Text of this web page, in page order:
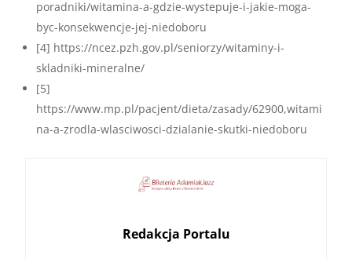
poradniki/witamina-a-gdzie-wystepuje-i-jakie-moga-
byc-konsekwencje-jej-niedoboru
[4] https://ncez.pzh.gov.pl/seniorzy/witaminy-i-
skladniki-mineralne/
[5]
https://www.mp.pl/pacjent/dieta/zasady/62900,witami
na-a-zrodla-wlasciwosci-dzialanie-skutki-niedoboru
Redakcja Portalu